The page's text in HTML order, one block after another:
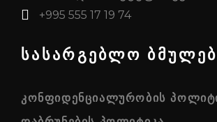
+995 555 17 19 74
სასარგებლო
ᲙᲝᲜᲤᲘᲓᲔᲜᲪᲘᲐᲚᲣᲠᲝᲑᲘᲡ